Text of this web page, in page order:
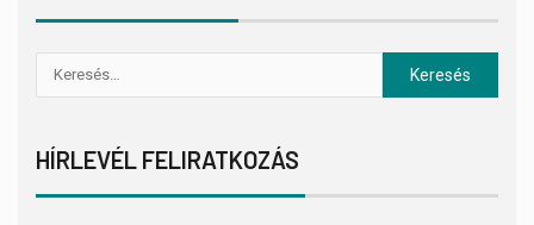
HÍRLEVÉL FELIRATKOZÁS